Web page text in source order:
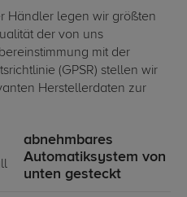
Händler legen wir größten
der von uns
mit der
(GPSR) stellen wir
Herstellerdaten zur
abnehmbares
Automatiksystem von
unten gesteckt